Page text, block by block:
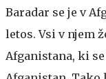
Baradar se je v
letos. Vsi v njem
Afganistana, ki